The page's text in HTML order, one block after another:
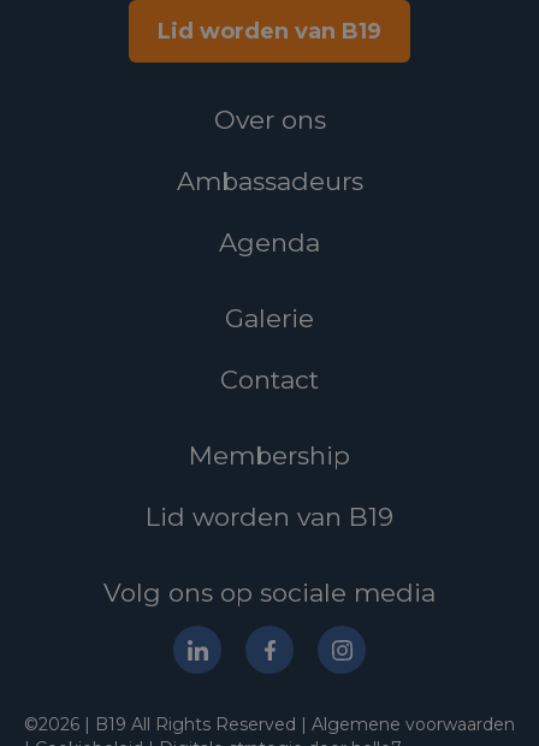
Lid worden van B19
Over ons
Ambassadeurs
Agenda
Galerie
Contact
Membership
Lid worden van B19
Volg ons op sociale media
©2026 | B19 All Rights Reserved | Algemene voorwaarden